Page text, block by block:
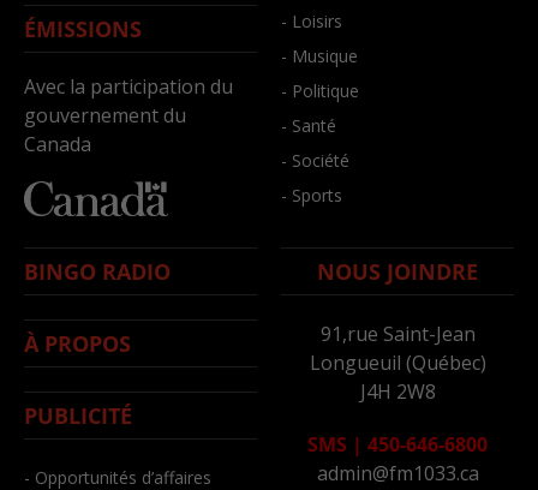
ÉMISSIONS
Avec la participation du
gouvernement du
Canada
- Loisirs
- Musique
- Politique
- Santé
- Société
- Sports
BINGO RADIO
À PROPOS
PUBLICITÉ
- Opportunités d’affaires
NOUS JOINDRE
91,rue Saint-Jean
Longueuil (Québec)
J4H 2W8
SMS | 450-646-6800
admin@fm1033.ca